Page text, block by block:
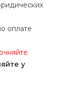
оплате
у